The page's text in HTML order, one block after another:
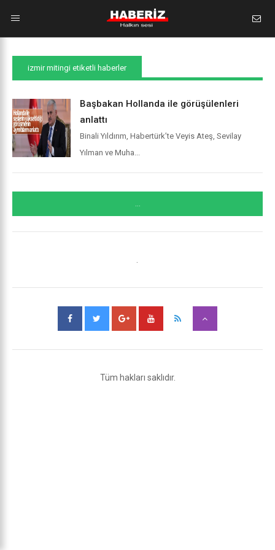
izmir mitingi etiketli haberler
Başbakan Hollanda ile görüşülenleri
anlattı
Binali Yıldırım, Habertürk’te Veyis Ateş, Sevilay
Yılman ve Muha...
...
Tüm hakları saklıdır.